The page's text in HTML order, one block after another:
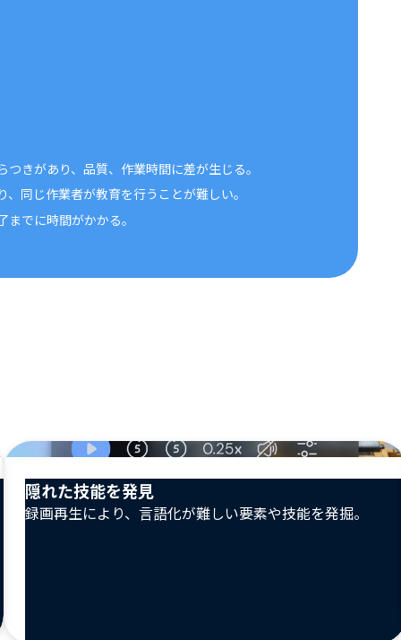
きがあり、品質、作業時間に差が生じる。
同じ作業者が教育を行うことが難しい。
でに時間がかかる。
隠れた技能を発見
録画再生により、言語化が難しい要素や技能を発掘。